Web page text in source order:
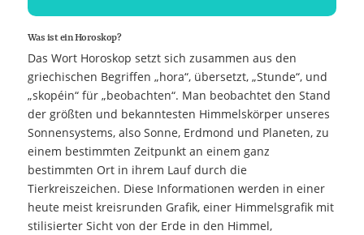
Was ist ein Horoskop?
Das Wort Horoskop setzt sich zusammen aus den
griechischen Begriffen „hora“, übersetzt, „Stunde“, und
„skopéin“ für „beobachten“. Man beobachtet den Stand
der größten und bekanntesten Himmelskörper unseres
Sonnensystems, also Sonne, Erdmond und Planeten, zu
einem bestimmten Zeitpunkt an einem ganz
bestimmten Ort in ihrem Lauf durch die
Tierkreiszeichen. Diese Informationen werden in einer
heute meist kreisrunden Grafik, einer Himmelsgrafik mit
stilisierter Sicht von der Erde in den Himmel,